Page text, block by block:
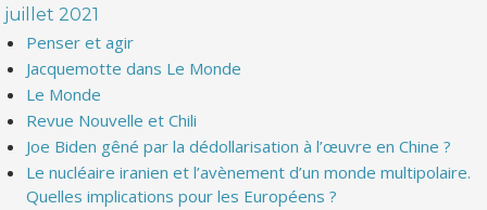
juillet 2021
Penser et agir
Jacquemotte dans Le Monde
Le Monde
Revue Nouvelle et Chili
Joe Biden gêné par la dédollarisation à l’œuvre en Chine ?
Le nucléaire iranien et l’avènement d’un monde multipolaire.
Quelles implications pour les Européens ?